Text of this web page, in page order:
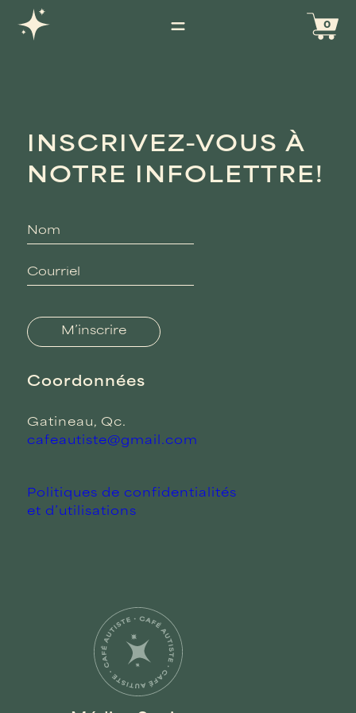
0
INSCRIVEZ-VOUS À
NOTRE INFOLETTRE!
Coordonnées
Gatineau, Qc.
cafeautiste@gmail.com
Politiques de confidentialités
et d’utilisations